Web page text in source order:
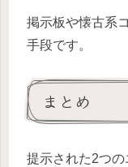
掲示板や懐古系
手段です。
まとめ
提示された2つ